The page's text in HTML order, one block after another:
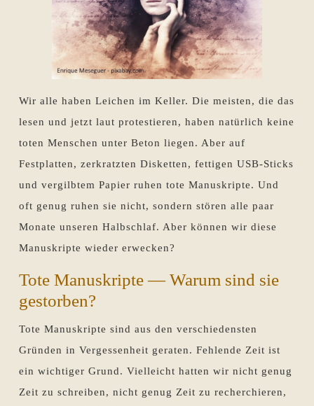
Wir alle haben Leichen im Keller. Die meisten, die das
lesen und jetzt laut protestieren, haben natürlich keine
toten Menschen unter Beton liegen. Aber auf
Festplatten, zerkratzten Disketten, fettigen USB-Sticks
und vergilbtem Papier ruhen tote Manuskripte. Und
oft genug ruhen sie nicht, sondern stören alle paar
Monate unseren Halbschlaf. Aber können wir diese
Manuskripte wieder erwecken?
Tote Manuskripte — Warum sind sie
gestorben?
Tote Manuskripte sind aus den verschiedensten
Gründen in Vergessenheit geraten. Fehlende Zeit ist
ein wichtiger Grund. Vielleicht hatten wir nicht genug
Zeit zu schreiben, nicht genug Zeit zu recherchieren,